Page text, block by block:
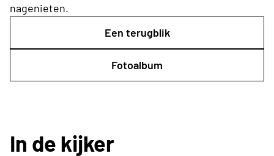
nagenieten.
Een terugblik
Fotoalbum
In de kijker